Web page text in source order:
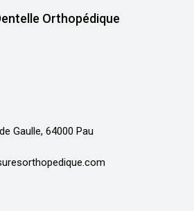
Orthopédique
Gaulle, 64000 Pau